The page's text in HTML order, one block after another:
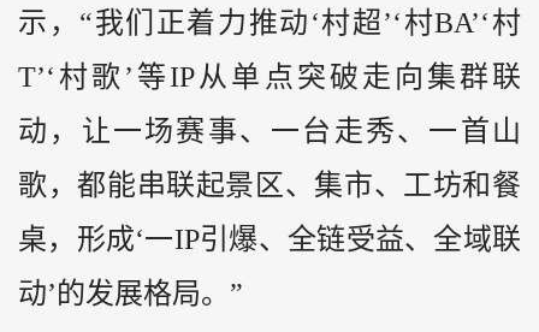
示，“我们正着力推动‘村超’‘村BA’‘村
T’‘村歌’等IP从单点突破走向集群联
动，让一场赛事、一台走秀、一首山
歌，都能串联起景区、集市、工坊和餐
桌，形成‘一IP引爆、全链受益、全域联
动’的发展格局。”